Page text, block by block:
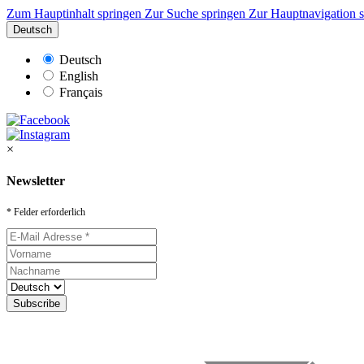
Zum Hauptinhalt springen Zur Suche springen Zur Hauptnavigation
Deutsch
Deutsch
English
Français
×
Newsletter
* Felder erforderlich